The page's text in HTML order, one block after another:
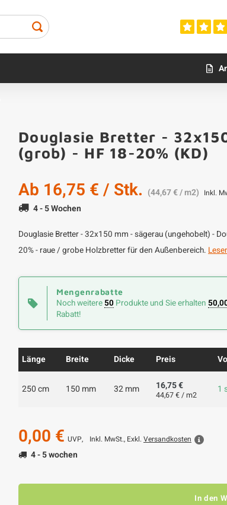
Douglasie Bretter -
(grob) - HF 18-20% (KD)
Ab 16,75 €/ Stk. (44,67 € / m2) Inkl.
4 - 5 Wochen
Douglasie Bretter - 32x150 mm - sägerau (ungehobelt) -
20% - raue / grobe Holzbretter für den Außenbereich.
Mengenrabatte
Noch weitere50 Produkte und Sie erhalten
Rabatt!
Länge Breite Dicke Preis
250 cm 150 mm 32 mm 16,75 €
44,67 € / m2 1
0,00 € UVP, Inkl. MwSt., Exkl. Versandkosten
4 - 5 wochen
In den